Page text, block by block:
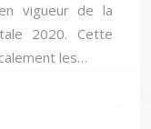
vigueur de la
2020. Cette
les…